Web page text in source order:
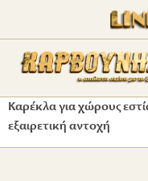
Καρέκλα για χώρους
εξαιρετική αντοχή